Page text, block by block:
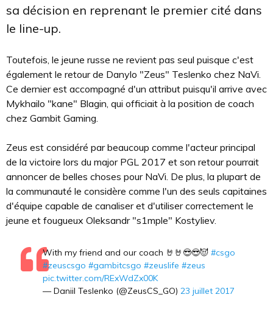
sa décision en reprenant le premier cité dans
le line-up.
Toutefois, le jeune russe ne revient pas seul puisque c'est
également le retour de Danylo "Zeus" Teslenko chez NaVi.
Ce dernier est accompagné d'un attribut puisqu'il arrive avec
Mykhailo "kane" Blagin, qui officiait à la position de coach
chez Gambit Gaming.
Zeus est considéré par beaucoup comme l'acteur principal
de la victoire lors du major PGL 2017 et son retour pourrait
annoncer de belles choses pour NaVi. De plus, la plupart de
la communauté le considère comme l'un des seuls capitaines
d'équipe capable de canaliser et d'utiliser correctement le
jeune et fougueux Oleksandr "s1mple" Kostyliev.
With my friend and our coach 🤘🤘😎😎😈 #csgo
#zeuscsgo #gambitcsgo #zeuslife #zeus
pic.twitter.com/RExWdZx00K
— Daniil Teslenko (@ZeusCS_GO) 23 juillet 2017